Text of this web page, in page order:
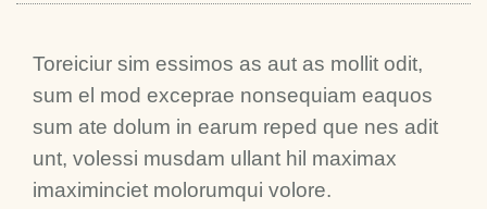
Toreiciur sim essimos as aut as mollit odit,
sum el mod exceprae nonsequiam eaquos
sum ate dolum in earum reped que nes adit
unt, volessi musdam ullant hil maximax
imaximinciet molorumqui volore.